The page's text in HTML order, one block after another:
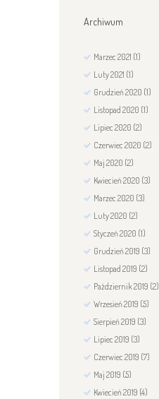
Archiwum
Marzec2021 (1)
Luty2021 (1)
Grudzień2020 (1)
Listopad2020 (1)
Lipiec2020 (2)
Czerwiec2020 (2)
Maj2020 (2)
Kwiecień2020 (3)
Marzec2020 (3)
Luty2020 (2)
Styczeń2020 (1)
Grudzień2019 (3)
Listopad2019 (2)
Październik2019 (2)
Wrzesień2019 (5)
Sierpień2019 (3)
Lipiec2019 (3)
Czerwiec2019 (7)
Maj2019 (5)
Kwiecień2019 (4)